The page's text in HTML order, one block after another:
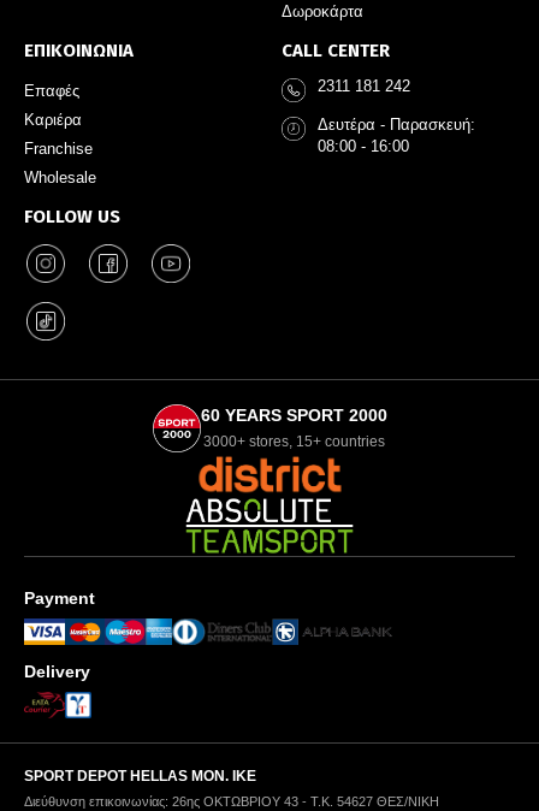
Δωροκάρτα
ΕΠΙΚΟΙΝΩΝΙΑ
Επαφές
Καριέρα
Franchise
Wholesale
FOLLOW US
CALL CENTER
2311 181 242
Δευτέρα - Παρασκευή:
08:00 - 16:00
60 YEARS SPORT 2000
3000+ stores, 15+ countries
Payment
Delivery
SPORT DEPOT HELLAS ΜΟΝ. ΙΚΕ
Διεύθυνση επικοινωνίας: 26ης ΟΚΤΩΒΡΙΟΥ 43 - Τ.Κ. 54627 ΘΕΣ/ΝΙΚΗ